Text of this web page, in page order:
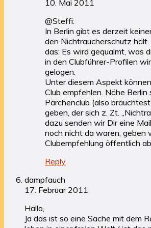
10. Mai 2011
@Steffi:
In Berlin gibt es derzeit
den Nichtraucherschutz
das: Es wird gequalmt, was
in den Clubführer-Profilen
gelogen.
Unter diesem Aspekt
Club empfehlen. Nähe Berlin
Pärchenclub (also
geben, der sich z. Zt.
dazu senden wir Dir eine
noch nicht da waren, geben
Clubempfehlung öffentlich ab.
Reply
dampfauch
17. Februar 2011
Hallo,
Ja das ist so eine Sache mit dem